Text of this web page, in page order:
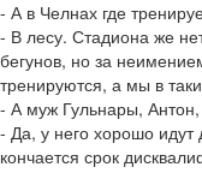
- А в Челнах где
- В лесу. Стадиона же
бегунов, но за
тренируются, а мы в
- А муж Гульнары, Антон,
- Да, у него хорошо идут
кончается срок